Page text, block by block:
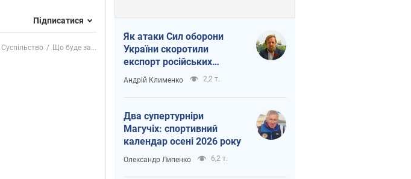
Підписатися
Що буде за...
Як атаки Сил оборони
України скоротили
експорт російських
нафтопродуктів
Андрій Клименко 2,2 т.
Два супертурніри
Магучіх: спортивний
календар осені 2026 року
Олександр Липенко 6,2 т.